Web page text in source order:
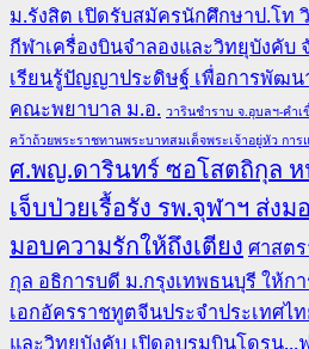
ม.รังสิต เปิดรับสมัครนักศึกษาป.โท
กีฬาเครื่องบินจำลองและวิทยุบังคับ
เรียนรู้ปัญญาประดิษฐ์ เพื่อการพัฒ
คณะพยาบาล ม.อ. วารินชำราบ จ.อุบลฯ-คำ
คว้าถ้วยพระราชทานพระบาทสมเด็จพระเจ้าอยู่หัว การ
ศ.พญ.ดารินทร์ ซอโสตถิกุล ห
เจ็บป่วยเรื้อรัง รพ.จุฬาฯ ส่ง
มอบความรักให้ถึงเตียง ศาสต
กุล อธิการบดี ม.กรุงเทพธนบุรี ให้
เอกอัครราชทูตจีนประจำประเทศไ
และวิทยุบังคับ เปิดอบรมบินโดรน...